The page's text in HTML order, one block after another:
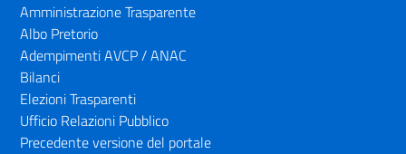
Amministrazione Trasparente
Albo Pretorio
Adempimenti AVCP / ANAC
Bilanci
Elezioni Trasparenti
Ufficio Relazioni Pubblico
Precedente versione del portale